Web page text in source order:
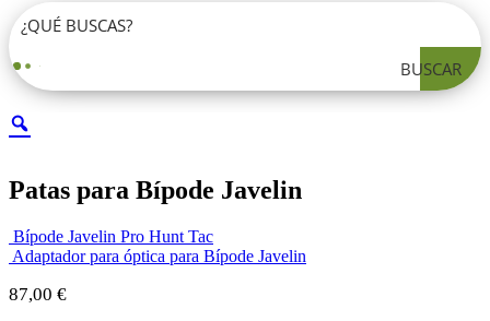
BUSCAR
Patas para Bípode Javelin
Bípode Javelin Pro Hunt Tac
Adaptador para óptica para Bípode Javelin
87,00 €